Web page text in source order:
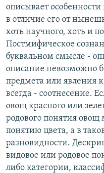
СОЦИАЛЬНЫЕ СЕТИ
Все сайты РСЕ/РС
описывает
в отличие его от
хоть научного, хоть и
Постмифическое
буквальном смысле -
описание невозможно
предмета или явления
всегда - соотнесение.
овощ красного или
родового понятия
понятию цвета, а в
разновидности.
видовое или родовое
либо категории,